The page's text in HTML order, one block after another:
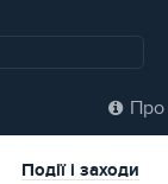
Про
Події і заходи